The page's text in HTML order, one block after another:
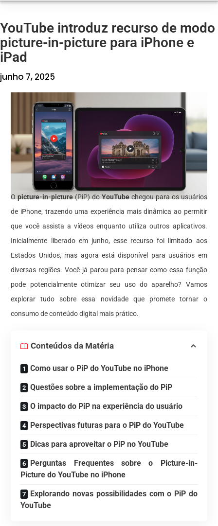
YouTube introduz recurso de modo
picture-in-picture para iPhone e
iPad
junho 7, 2025
Opicture-in-picture (PiP) doYouTube chegou para os usuários
de iPhone, trazendo uma experiência mais dinâmica ao permitir
que você assista a vídeos enquanto utiliza outros aplicativos.
Inicialmente liberado em junho, esse recurso foi limitado aos
Estados Unidos, mas agora está disponível para usuários em
diversas regiões. Você já parou para pensar como essa função
pode potencialmente otimizar seu uso do aparelho? Vamos
explorar tudo sobre essa novidade que promete tornar o
consumo de conteúdo digital mais prático.
Conteúdos da Matéria
Como usar o PiP do YouTube no iPhone
Questões sobre a implementação do PiP
O impacto do PiP na experiência do usuário
Perspectivas futuras para o PiP do YouTube
Dicas para aproveitar o PiP no YouTube
Perguntas Frequentes sobre o Picture-in-
Picture do YouTube no iPhone
Explorando novas possibilidades com o PiP do
YouTube